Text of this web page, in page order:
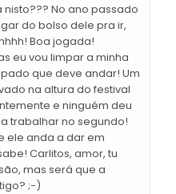
No ano passado
do bolso dele pra ir,
Boa jogada!
eu vou limpar a minha
que deve andar! Um
na altura do festival
e ninguém deu
trabalhar no segundo!
ele anda a dar em
Carlitos, amor, tu
mas será que a
;-)